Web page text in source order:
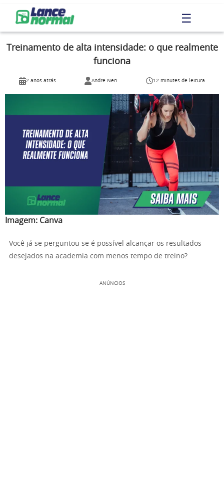
☰
Treinamento de alta intensidade: o que realmente
funciona
2 anos atrás Andre Neri 12 minutes de leitura
Imagem: Canva
Você já se perguntou se é possível alcançar os resultados
desejados na academia com menos tempo de treino?
ANÚNCIOS